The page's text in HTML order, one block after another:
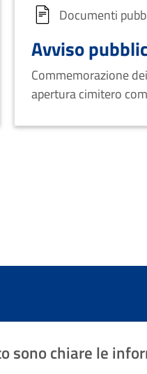
Documenti
Avviso
Commemorazione
apertura cimitero
sono chiare le